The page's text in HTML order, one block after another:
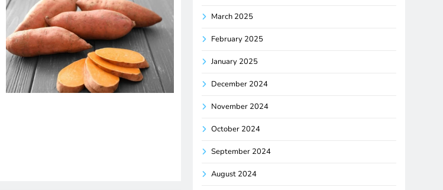
March 2025
February 2025
January 2025
December 2024
November 2024
October 2024
September 2024
August 2024